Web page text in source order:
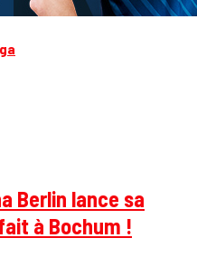
Berlin lance sa
à Bochum !